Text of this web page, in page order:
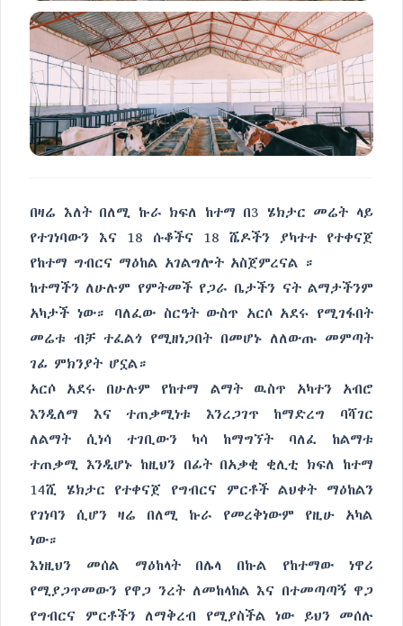
በዛሬ እለት በለሚ ኩራ ክፍለ ከተማ በ3 ሄክታር መሬት ላይ
የተገነባውን እና 18 ሱቆችና 18 ሼዶችን ያካተተ የተቀናጀ
የከተማ ግብርና ማዕከል አገልግሎት አስጀምረናል ።
ከተማችን ለሁሉም የምትመች የጋራ ቤታችን ናት ልማታችንም
አካታች ነው። ባለፈው ስርዓት ውስጥ አርሶ አደሩ የሚገፋበት
መሬቱ ብቻ ተፈልጎ የሚዘነጋበት በመሆኑ ለለውጡ መምጣት
ገፊ ምክንያት ሆኗል።
አርሶ አደሩ በሁሉም የከተማ ልማት ዉስጥ አካተን አብሮ
እንዲለማ እና ተጠቃሚነቱ እንረጋገጥ ከማድረግ ባሻገር
ለልማት ሲነሳ ተገቢውን ካሳ ከማግኘት ባለፈ ከልማቱ
ተጠቃሚ እንዲሆኑ ከዚህን በፊት በአቃቂ ቂሊቲ ክፍለ ከተማ
14ሺ ሄክታር የተቀናጀ የግብርና ምርቶች ልህቀት ማዕከልን
የገነባን ሲሆን ዛሬ በለሚ ኩራ የመረቅነውም የዚሁ አካል
ነው።
እነዚህን መሰል ማዕከላት በሌላ በኩል የከተማው ነዋሪ
የሚያጋጥመውን የዋጋ ንረት ለመከላከል እና በተመጣጣኝ ዋጋ
የግብርና ምርቶችን ለማቅረብ የሚያስችል ነው ይህን መሰሉ